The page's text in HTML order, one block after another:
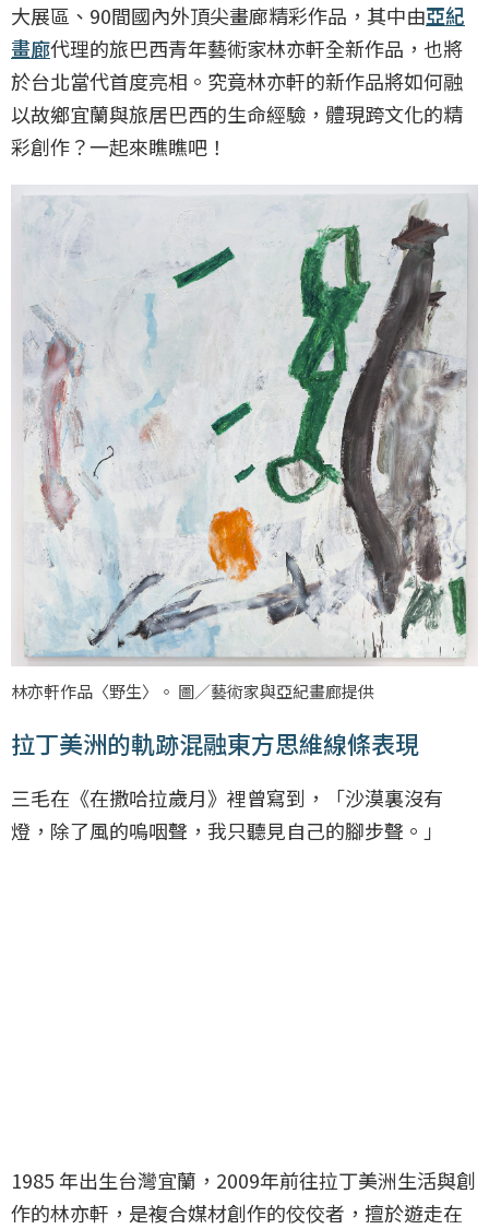
大展區、90間國內外頂尖畫廊精彩作品，其中由亞紀
畫廊代理的旅巴西青年藝術家林亦軒全新作品，也將
於台北當代首度亮相。究竟林亦軒的新作品將如何融
以故鄉宜蘭與旅居巴西的生命經驗，體現跨文化的精
彩創作？一起來瞧瞧吧！
林亦軒作品〈野生〉。 圖／藝術家與亞紀畫廊提供
拉丁美洲的軌跡混融東方思維線條表現
三毛在《在撒哈拉歲月》裡曾寫到，「沙漠裏沒有
燈，除了風的嗚咽聲，我只聽見自己的腳步聲。」
1985 年出生台灣宜蘭，2009年前往拉丁美洲生活與創
作的林亦軒，是複合媒材創作的佼佼者，擅於遊走在